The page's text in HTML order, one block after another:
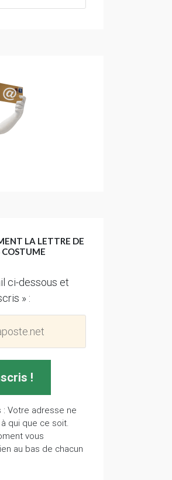
LA LETTRE DE
COSTUME
ci-dessous et
» :
Votre adresse ne
qui que ce soit.
vous
au bas de chacun